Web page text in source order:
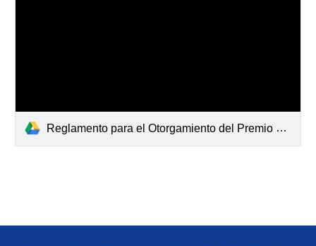
Reglamento para el Otorgamiento del Premio Padre de la Patria de la Universidad Michoacana de San Nicolás de Hidalgo_Derog_24_Oct_30_Pub_24_Nov_06_Vig_24_Nov_07.pdf